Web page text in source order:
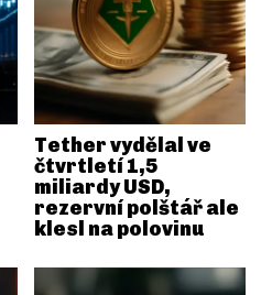
Tether vydělal ve
čtvrtletí 1,5
miliardy USD,
rezervní polštář ale
klesl na polovinu